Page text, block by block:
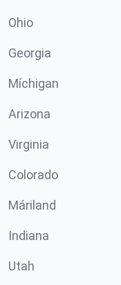
Ohio
Georgia
Míchigan
Arizona
Virginia
Colorado
Máriland
Indiana
Utah